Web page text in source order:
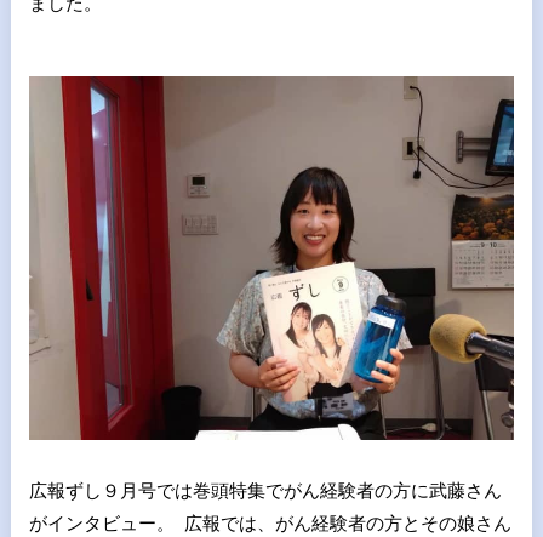
広報ずし９月号では巻頭特集でがん経験者の方に武藤さん
がインタビュー。 広報では、がん経験者の方とその娘さん